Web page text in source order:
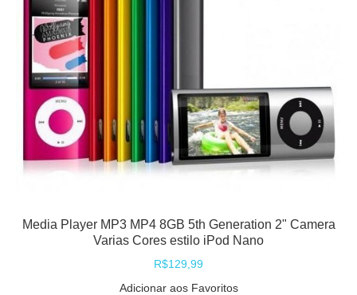
Media Player MP3 MP4 8GB 5th Generation 2" Camera
Varias Cores estilo iPod Nano
R$129,99
Adicionar aos Favoritos